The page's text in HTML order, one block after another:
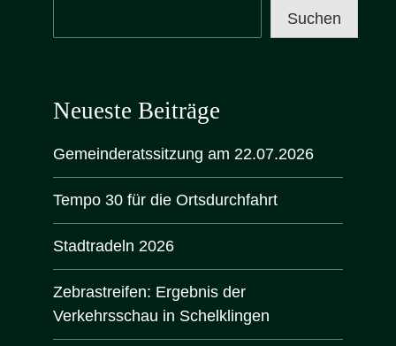
Suchen
Neueste Beiträge
Gemeinderatssitzung am 22.07.2026
Tempo 30 für die Ortsdurchfahrt
Stadtradeln 2026
Zebrastreifen: Ergebnis der
Verkehrsschau in Schelklingen